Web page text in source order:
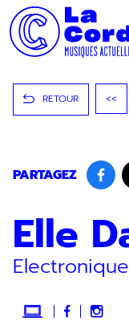
Panneau de gestion
RETOUR <<
PARTAGEZ
Elle
Electronique